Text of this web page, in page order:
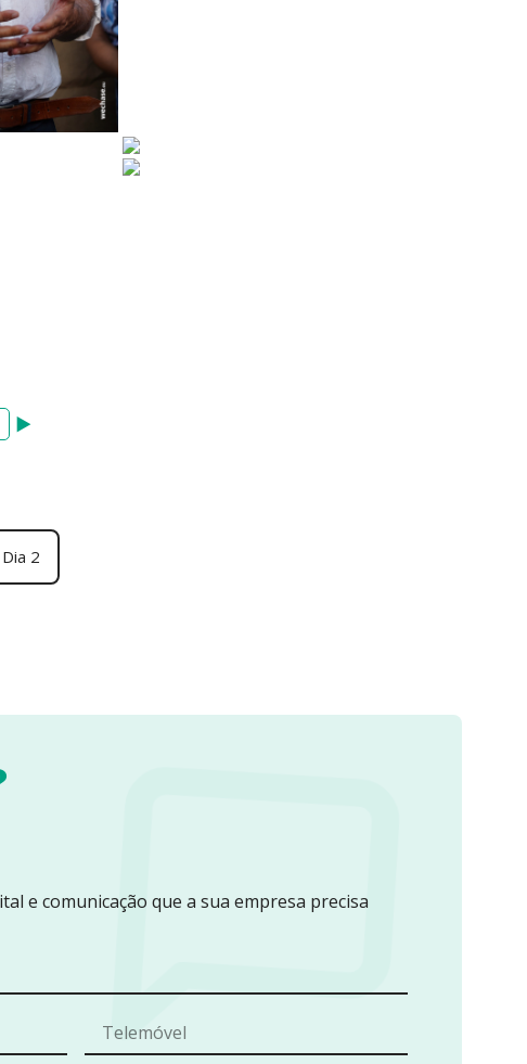
►
2
e comunicação que a sua empresa precisa